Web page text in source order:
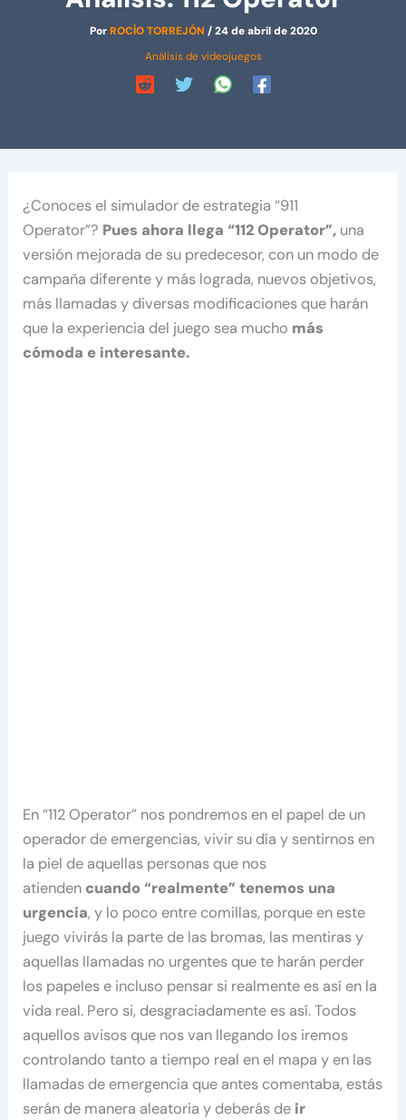
PorROCÍO TORREJÓN /24 de abril de 2020
Análisis de videojuegos
¿Conoces el simulador de estrategia “911
Operator”? Pues ahora llega “112 Operator”, una
versión mejorada de su predecesor, con un modo de
campaña diferente y más lograda, nuevos objetivos,
más llamadas y diversas modificaciones que harán
que la experiencia del juego sea mucho más
cómoda e interesante.
En “112 Operator” nos pondremos en el papel de un
operador de emergencias, vivir su día y sentirnos en
la piel de aquellas personas que nos
atienden cuando “realmente” tenemos una
urgencia, y lo poco entre comillas, porque en este
juego vivirás la parte de las bromas, las mentiras y
aquellas llamadas no urgentes que te harán perder
los papeles e incluso pensar si realmente es así en la
vida real. Pero si, desgraciadamente es así. Todos
aquellos avisos que nos van llegando los iremos
controlando tanto a tiempo real en el mapa y en las
llamadas de emergencia que antes comentaba, estás
serán de manera aleatoria y deberás de ir